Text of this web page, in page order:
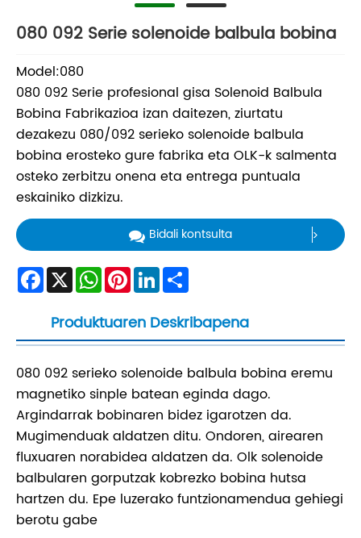
080 092 Serie solenoide balbula bobina
Model:080
080 092 Serie profesional gisa Solenoid Balbula
Bobina Fabrikazioa izan daitezen, ziurtatu
dezakezu 080/092 serieko solenoide balbula
bobina erosteko gure fabrika eta OLK-k salmenta
osteko zerbitzu onena eta entrega puntuala
eskainiko dizkizu.
Bidali kontsulta
Facebook
X WhatsApp
Pinterest
LinkedIn
Produktuaren Deskribapena
080 092 serieko solenoide balbula bobina eremu
magnetiko sinple batean eginda dago.
Argindarrak bobinaren bidez igarotzen da.
Mugimenduak aldatzen ditu. Ondoren, airearen
fluxuaren norabidea aldatzen da. Olk solenoide
balbularen gorputzak kobrezko bobina hutsa
hartzen du. Epe luzerako funtzionamendua gehiegi
berotu gabe